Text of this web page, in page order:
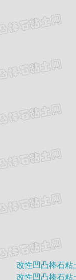
改性凹凸棒石粘
改性凹凸棒石粘